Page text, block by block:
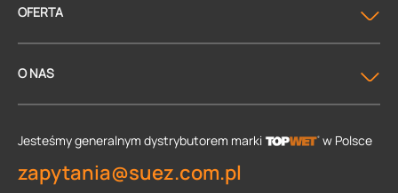
OFERTA
O NAS
Jesteśmy generalnym dystrybutorem marki w Polsce
zapytania@suez.com.pl